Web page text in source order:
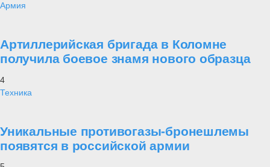
Армия
Артиллерийская бригада в Коломне
получила боевое знамя нового образца
4
Техника
Уникальные противогазы-бронешлемы
появятся в российской армии